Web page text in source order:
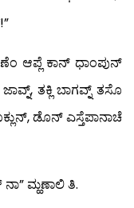
ಆಪ್ಲೆ ಕಾನ್ ಧಾಂಪುನ್
ತಕ್ಲಿ ಬಾಗವ್ನ್ ತಸೊ
ಡೊನ್ ಎಸ್ತೆಪಾನಾಚೆ
ಮ್ಹಣಾಲಿ ತಿ.